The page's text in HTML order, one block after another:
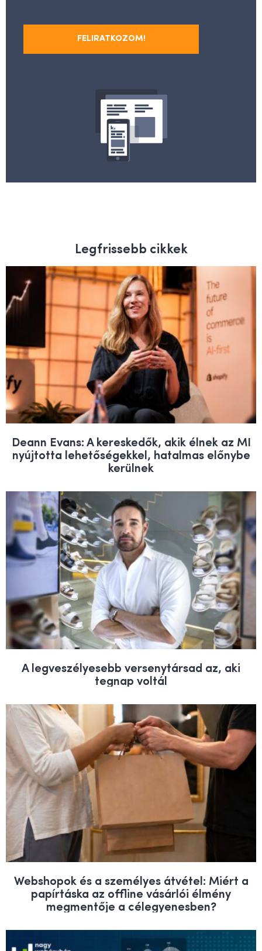
FELIRATKOZOM!
Legfrissebb cikkek
Deann Evans: A kereskedők, akik élnek az MI
nyújtotta lehetőségekkel, hatalmas előnybe
kerülnek
A legveszélyesebb versenytársad az, aki
tegnap voltál
Webshopok és a személyes átvétel: Miért a
papírtáska az offline vásárlói élmény
megmentője a célegyenesben?